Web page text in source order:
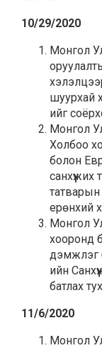
10/29/2020
Монгол
шуурхай
ийг
Монгол
Холбоо
болон
татварын
ерөнхий
Монгол
хооронд
дэмжлэг
ийн
батлах
11/6/2020
Монгол